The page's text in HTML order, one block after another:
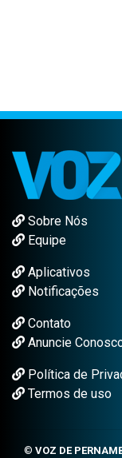
Sobre Nós
Equipe
Aplicativos
Notificações
Contato
Anuncie
Política de
Termos de uso
© VOZ DE